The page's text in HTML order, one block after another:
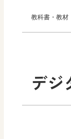
教科書・教材
小学
社
デジ